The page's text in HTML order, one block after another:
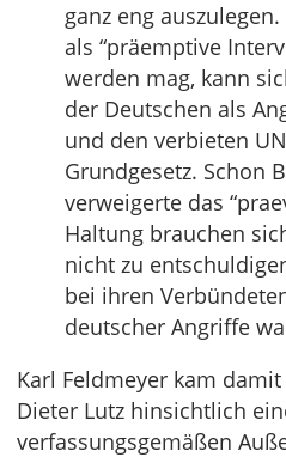
ganz eng
als “präemptive
werden mag, kann
der Deutschen als
und den verbieten
Grundgesetz. Schon
verweigerte das
Haltung brauchen
nicht zu
bei ihren
deutscher Angriffe
Karl Feldmeyer kam
Dieter Lutz hinsichtlich
verfassungsgemäßen